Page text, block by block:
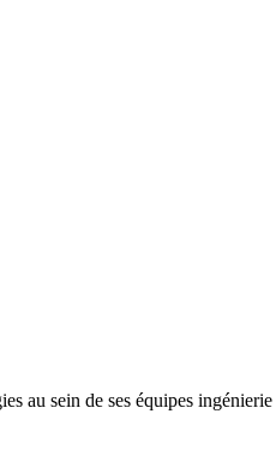
au sein de ses équipes